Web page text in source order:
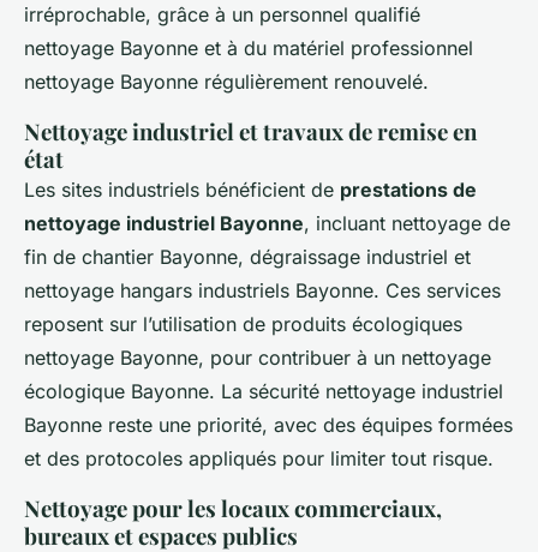
irréprochable, grâce à un personnel qualifié
nettoyage Bayonne et à du matériel professionnel
nettoyage Bayonne régulièrement renouvelé.
Nettoyage industriel et travaux de remise en
état
Les sites industriels bénéficient de prestations de
nettoyage industriel Bayonne, incluant nettoyage de
fin de chantier Bayonne, dégraissage industriel et
nettoyage hangars industriels Bayonne. Ces services
reposent sur l’utilisation de produits écologiques
nettoyage Bayonne, pour contribuer à un nettoyage
écologique Bayonne. La sécurité nettoyage industriel
Bayonne reste une priorité, avec des équipes formées
et des protocoles appliqués pour limiter tout risque.
Nettoyage pour les locaux commerciaux,
bureaux et espaces publics